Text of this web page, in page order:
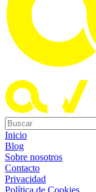
Inicio
Blog
Sobre nosotros
Contacto
Privacidad